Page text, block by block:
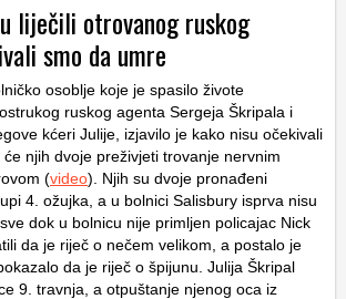
liječili otrovanog ruskog
smo da umre
osoblje koje je spasilo živote
ruskog agenta Sergeja Škripala i
kćeri Julije, izjavilo je kako nisu očekivali
će njih dvoje preživjeti trovanje nervnim
(video). Njih su dvoje pronađeni
4. ožujka, a u bolnici Salisbury isprva nisu
dok u bolnicu nije primljen policajac Nick
da je riječ o nečem velikom, a postalo je
da je riječ o špijunu. Julija Škripal
9. travnja, a otpuštanje njenog oca iz